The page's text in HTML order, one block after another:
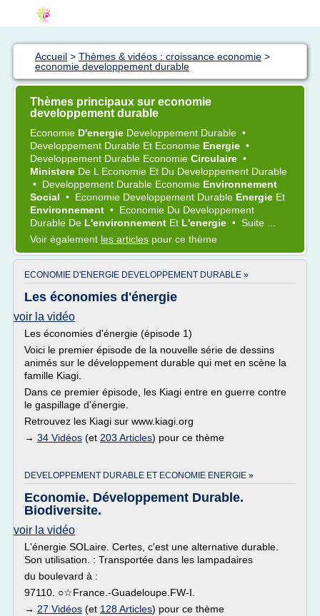
Accueil > Thèmes & vidéos : croissance economie >
economie developpement durable
Thèmes principaux sur economie
developpement durable
Economie D'energie Developpement Durable •
Developpement Durable Et Economie Energie •
Developpement Durable Economie Circulaire •
Ministere De L Economie Et Du Developpement Durable
• Developpement Durable Economie Environnement
Social • Economie Developpement Durable Energie Et
Environnement • Economie Du Developpement
Durable De L'environnement Et L'energie • Suite ...
Voir également les articles pour ce thème
ECONOMIE D'ENERGIE DEVELOPPEMENT DURABLE »
Les économies d'énergie
voir la vidéo
Les économies d'énergie (épisode 1)
Voici le premier épisode de la nouvelle série de dessins
animés sur le développement durable qui met en scène la
famille Kiagi.
Dans ce premier épisode, les Kiagi entre en guerre contre
le gaspillage d'énergie.
Retrouvez les Kiagi sur www.kiagi.org
→ 34 Vidéos (et 203 Articles) pour ce thème
DEVELOPPEMENT DURABLE ET ECONOMIE ENERGIE »
Economie. Développement Durable.
Biodiversite.
voir la vidéo
L'énergie SOLaire. Certes, c'est une alternative durable.
Son utilisation. : Transportée dans les lampadaires
du boulevard à :
97110. ○☆France.-Guadeloupe.FW-I.
→ 27 Vidéos (et 128 Articles) pour ce thème